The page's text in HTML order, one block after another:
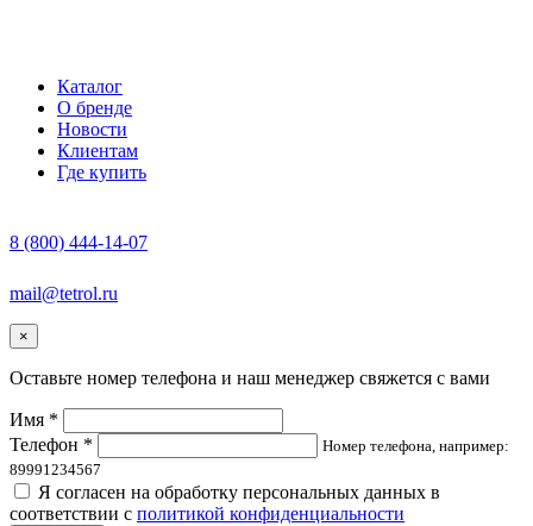
Каталог
О бренде
Новости
Клиентам
Где купить
8 (800) 444-14-07
mail@tetrol.ru
×
Оставьте номер телефона и наш менеджер свяжется с вами
Имя *
Телефон *
Номер телефона, например:
89991234567
Я согласен на обработку персональных данных в
соответствии с политикой конфиденциальности